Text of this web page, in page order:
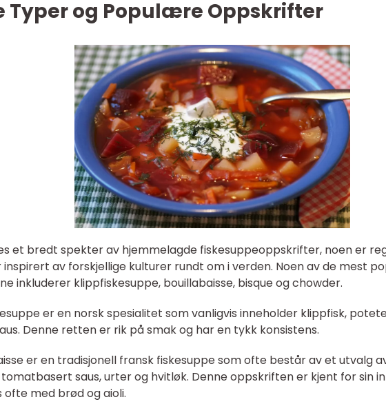
Typer og Populære Oppskrifter
et bredt spekter av hjemmelagde fiskesuppeoppskrifter, noen er
inspirert av forskjellige kulturer rundt om i verden. Noen av de mest
inkluderer klippfiskesuppe, bouillabaisse, bisque og chowder.
er en norsk spesialitet som vanligvis inneholder klippfisk,
Denne retten er rik på smak og har en tykk konsistens.
er en tradisjonell fransk fiskesuppe som ofte består av et utvalg
saus, urter og hvitløk. Denne oppskriften er kjent for sin
ofte med brød og aioli.